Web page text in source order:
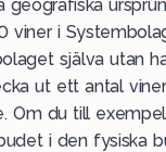
geografiska
viner i
själva utan
ut ett antal
Om du till
i den fysiska